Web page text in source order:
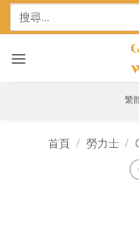
Skip
鍵
繁
首頁 / 勞力士 /